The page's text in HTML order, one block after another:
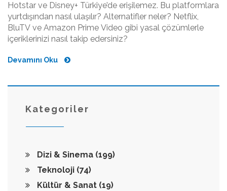
Hotstar ve Disney+ Türkiye’de erişilemez. Bu platformlara
yurtdışından nasıl ulaşılır? Alternatifler neler? Netflix,
BluTV ve Amazon Prime Video gibi yasal çözümlerle
içeriklerinizi nasıl takip edersiniz?
Devamını Oku
Kategoriler
Dizi & Sinema (199)
Teknoloji (74)
Kültür & Sanat (19)